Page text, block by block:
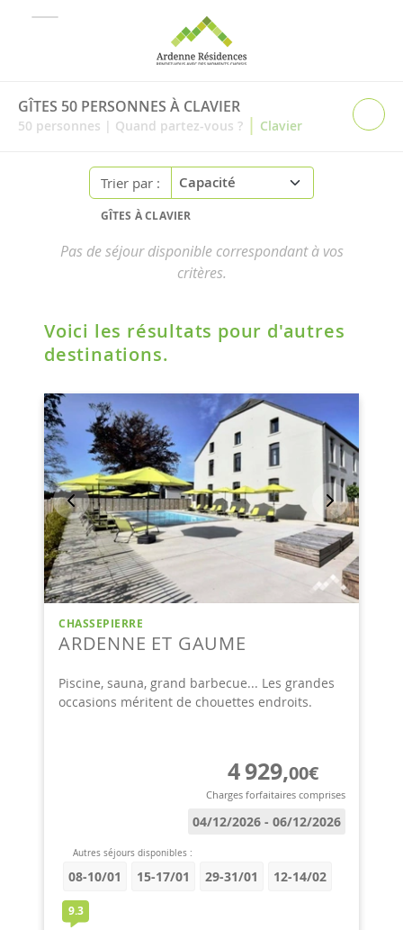
GÎTES 50 PERSONNES À CLAVIER
50 personnes | Quand partez-vous ? | Clavier
Trier par :
GÎTES À CLAVIER
Pas de séjour disponible correspondant à vos
critères.
Voici les résultats pour d'autres
destinations.